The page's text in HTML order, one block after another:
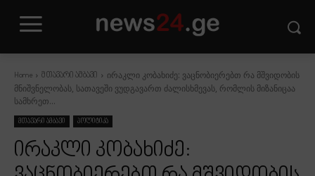
Home მთავარი ამბავი
ირაკლი კობახიძე: ვაცნობიერებთ რა მშვიდობის
მნიშვნელობას, სათავეში ვუდგავართ ძალისხმევას, რომლის მიზანიცაა
სამხრეთ...
მთავარი ამბავი პოლიტიკა
ირაკლი კობახიძე: